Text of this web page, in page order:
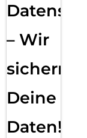
– Wir
sichern
Deine
Daten!